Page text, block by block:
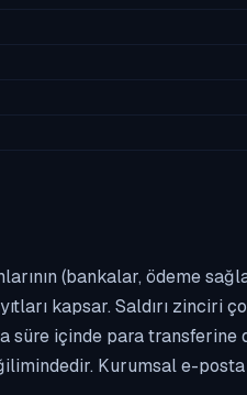
(bankalar, ödeme
kapsar. Saldırı
süre içinde para
Kurumsal e-